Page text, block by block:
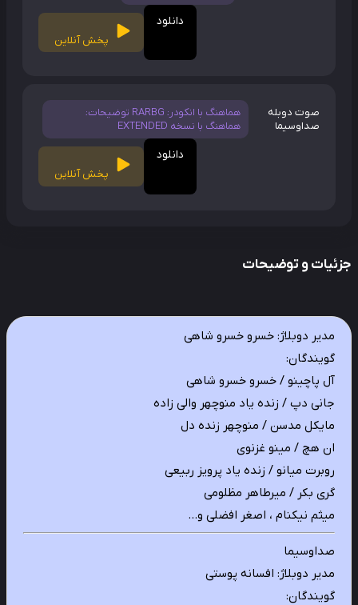
دانلود
پخش آنلاین
صوت دوبله
صداوسیما
هماهنگ با انکودر: RARBG توضیحات:
هماهنگ با نسخه EXTENDED
دانلود
پخش آنلاین
و توضیحات
مدیر دوبلاژ: خسرو خسرو شاهی
گویندگان:
آل پاچینو / خسرو خسرو شاهی
جانی دپ / زنده یاد منوچهر والی زاده
مایکل مدسن / منوچهر زنده دل
ان هچ / مینو غزنوی
روبرت میانو / زنده یاد پرویز ربیعی
گری بکر / میرطاهر مظلومی
میثم نیکنام ، اصغر افضلی و…
صداوسیما
مدیر دوبلاژ: افسانه پوستی
گویندگان: